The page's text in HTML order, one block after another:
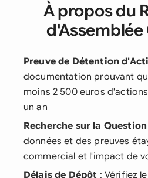
À propos du
d'Assemblée
Preuve de Détention
documentation prouvant
moins 2 500 euros
un an
Recherche sur la Question
données et des preuves
commercial et l'impact de
Délais de Dépôt : Vérifiez